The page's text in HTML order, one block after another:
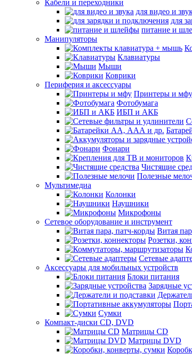
Кабели и переходники
для видео и
для
питание и
Манипуляторы
Клавиатуры
Мыши
Коврики
Периферия и аксессуары
Принтеры и мфу
Фотобумага
ИБП и АКБ
Фонари
Чистящие
Полезные
Мультимедиа
Колонки
Наушники
Микрофоны
Сетевое оборудование и инструмент
Витая
Розетки,
Сетевые
Аксессуары для мобильных устройств
Блоки питания
Зарядные
Сумки
Компакт-диски CD, DVD
Матрицы CD
Матрицы DVD